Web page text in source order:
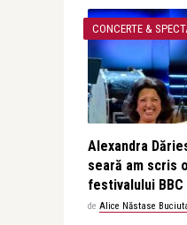
CONCERTE &
Alexandra
seară am scris
festivalului BBC
de Alice Năstase